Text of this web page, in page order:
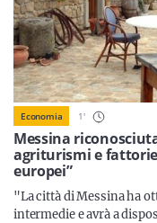
Economia
Sport
Sicilia
Servizi
Messina
agriturismi e
europei”
Economia 1'
"La città di Messina ha
intermedie e avrà a